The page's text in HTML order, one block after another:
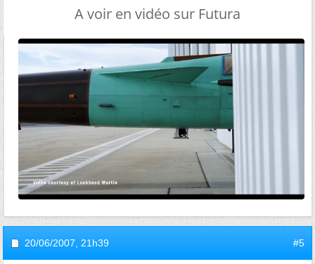
A voir en vidéo sur Futura
20/06/2007, 21h39 #5